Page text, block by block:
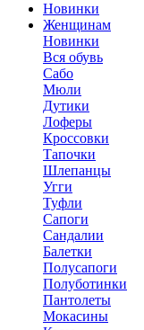
Новинки
Женщинам
Новинки
Вся обувь
Сабо
Мюли
Дутики
Лоферы
Кроссовки
Тапочки
Шлепанцы
Угги
Туфли
Сапоги
Сандалии
Балетки
Полусапоги
Полуботинки
Пантолеты
Мокасины